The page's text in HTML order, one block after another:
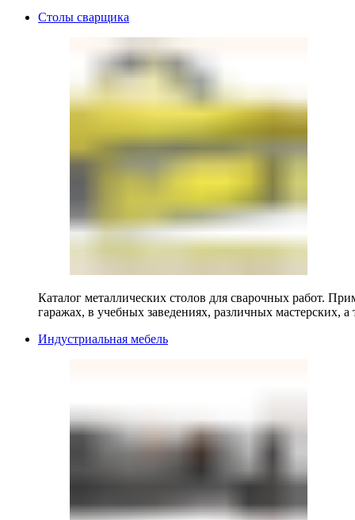
Столы сварщика
Каталог металлических столов для сварочных работ.
гаражах, в учебных заведениях, различных мастерских, а
Индустриальная мебель